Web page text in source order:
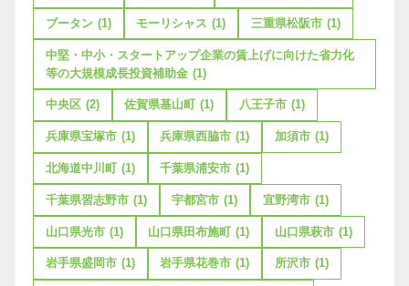
ブータン (1) モーリシャス (1) 三重県松阪市 (1)
中堅・中小・スタートアップ企業の賃上げに向けた省力化
等の大規模成長投資補助金 (1)
中央区 (2) 佐賀県基山町 (1) 八王子市 (1)
兵庫県宝塚市 (1) 兵庫県西脇市 (1) 加須市 (1)
北海道中川町 (1) 千葉県浦安市 (1)
千葉県習志野市 (1) 宇都宮市 (1) 宜野湾市 (1)
山口県光市 (1) 山口県田布施町 (1) 山口県萩市 (1)
岩手県盛岡市 (1) 岩手県花巻市 (1) 所沢市 (1)